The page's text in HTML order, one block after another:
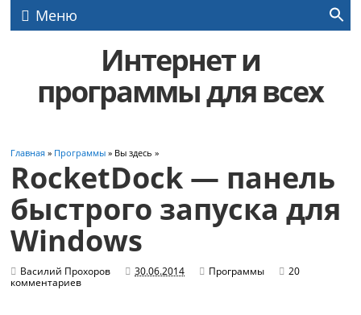
Меню
Интернет и
программы для всех
Главная » Программы » Вы здесь »
RocketDock — панель
быстрого запуска для
Windows
Василий Прохоров 30.06.2014 Программы
20
комментариев